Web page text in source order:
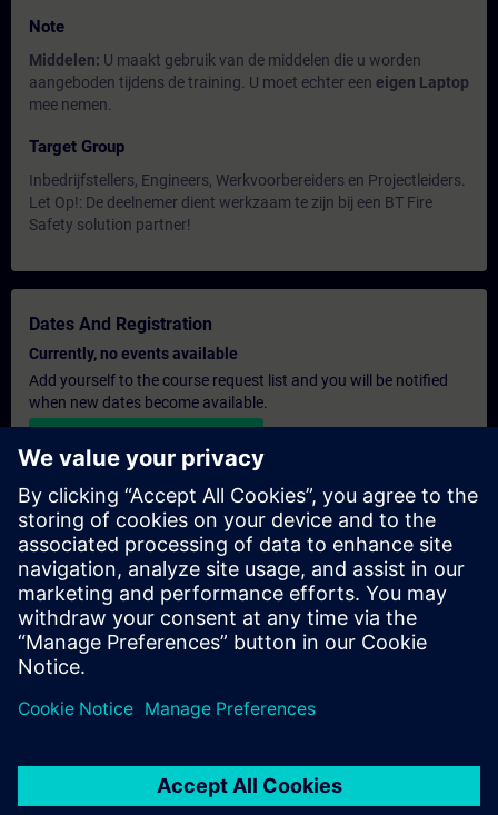
Note
Middelen: U maakt gebruik van de middelen die u worden
aangeboden tijdens de training. U moet echter een eigen Laptop
mee nemen.
Target Group
Inbedrijfstellers, Engineers, Werkvoorbereiders en Projectleiders.
Let Op!: De deelnemer dient werkzaam te zijn bij een BT Fire
Safety solution partner!
Dates And Registration
Currently, no events available
Add yourself to the course request list and you will be notified
when new dates become available.
Personalised Quotation
If you require a standard list price quotation for this training, for
example for your purchasing department, then please click the
link below. You first need to provide some personal details and
after this a quotation will be emailed to you.
Provide Quotation